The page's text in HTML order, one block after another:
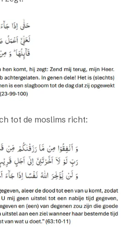
tot de moslims richt: